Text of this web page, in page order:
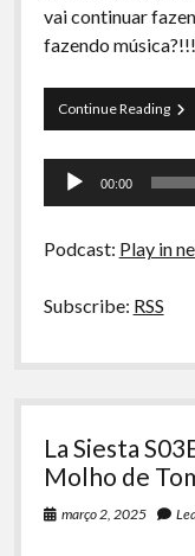
vai continuar
fazendo
Continue Reading
Tocador
00:00
Podcast: Play in
Subscribe: RSS
La Siesta
Molho de
março 2, 2025